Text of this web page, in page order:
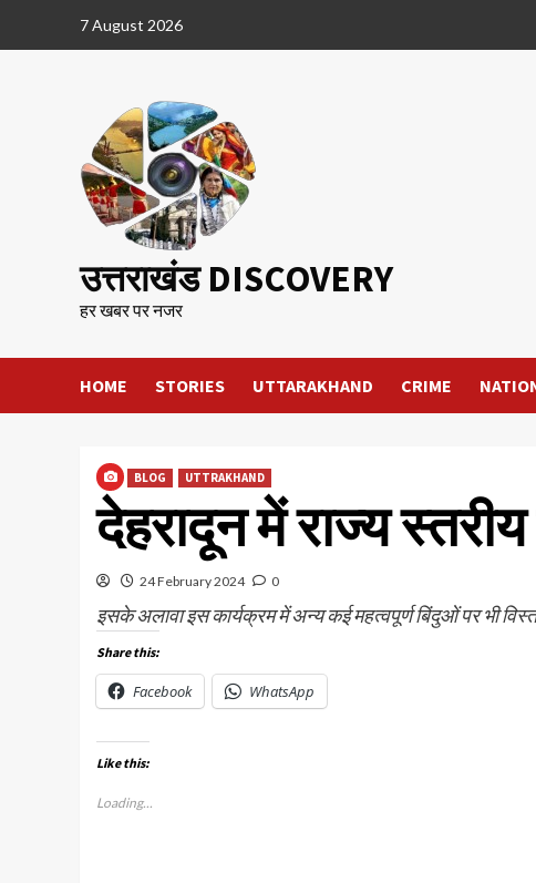
7 August 2026
उत्तराखंड DISCOVERY
हर खबर पर नजर
HOME STORIES UTTARAKHAND CRIME
BLOG UTTRAKHAND
देहरादून में राज्य
24 February 2024 0
इसके अलावा इस कार्यक्रम में अन्य कई महत्वपूर्ण बिंदुओं पर भी
Share this:
Facebook WhatsApp
Like this:
Loading...